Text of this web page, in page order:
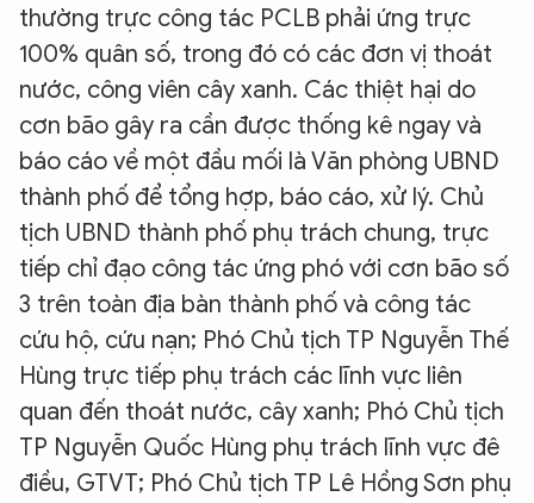
thường trực công tác PCLB phải ứng trực
100% quân số, trong đó có các đơn vị thoát
nước, công viên cây xanh. Các thiệt hại do
cơn bão gây ra cần được thống kê ngay và
báo cáo về một đầu mối là Văn phòng UBND
thành phố để tổng hợp, báo cáo, xử lý. Chủ
tịch UBND thành phố phụ trách chung, trực
tiếp chỉ đạo công tác ứng phó với cơn bão số
3 trên toàn địa bàn thành phố và công tác
cứu hộ, cứu nạn; Phó Chủ tịch TP Nguyễn Thế
Hùng trực tiếp phụ trách các lĩnh vực liên
quan đến thoát nước, cây xanh; Phó Chủ tịch
TP Nguyễn Quốc Hùng phụ trách lĩnh vực đê
điều, GTVT; Phó Chủ tịch TP Lê Hồng Sơn phụ